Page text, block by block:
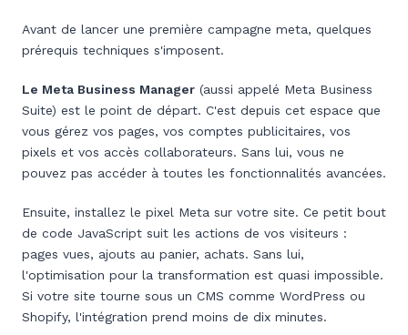
Avant de lancer une première campagne meta, quelques
prérequis techniques s'imposent.
Le Meta Business Manager (aussi appelé Meta Business
Suite) est le point de départ. C'est depuis cet espace que
vous gérez vos pages, vos comptes publicitaires, vos
pixels et vos accès collaborateurs. Sans lui, vous ne
pouvez pas accéder à toutes les fonctionnalités avancées.
Ensuite, installez le pixel Meta sur votre site. Ce petit bout
de code JavaScript suit les actions de vos visiteurs :
pages vues, ajouts au panier, achats. Sans lui,
l'optimisation pour la transformation est quasi impossible.
Si votre site tourne sous un CMS comme WordPress ou
Shopify, l'intégration prend moins de dix minutes.